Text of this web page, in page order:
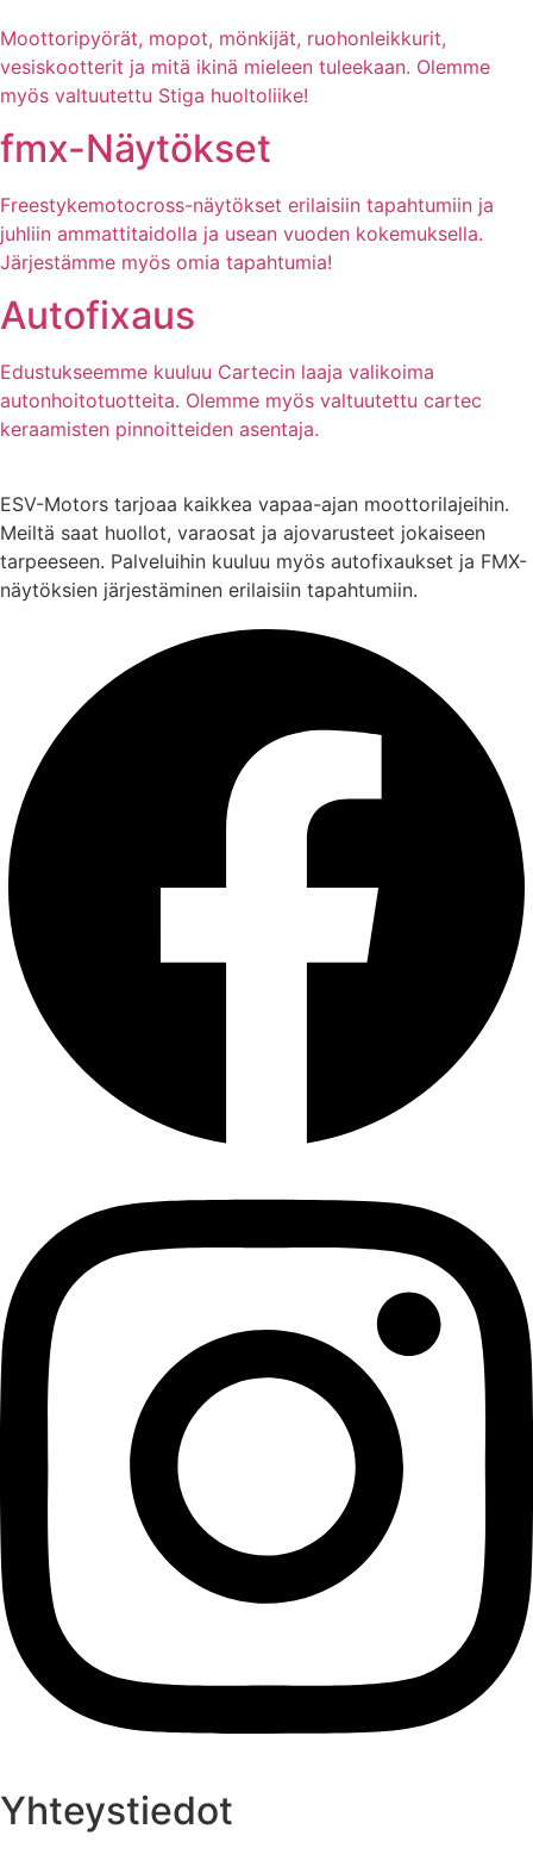
Moottoripyörät, mopot, mönkijät, ruohonleikkurit,
vesiskootterit ja mitä ikinä mieleen tuleekaan. Olemme
myös valtuutettu Stiga huoltoliike!
fmx-Näytökset
Freestykemotocross-näytökset erilaisiin tapahtumiin ja
juhliin ammattitaidolla ja usean vuoden kokemuksella.
Järjestämme myös omia tapahtumia!
Autofixaus
Edustukseemme kuuluu Cartecin laaja valikoima
autonhoitotuotteita. Olemme myös valtuutettu cartec
keraamisten pinnoitteiden asentaja.
ESV-Motors tarjoaa kaikkea vapaa-ajan moottorilajeihin.
Meiltä saat huollot, varaosat ja ajovarusteet jokaiseen
tarpeeseen. Palveluihin kuuluu myös autofixaukset ja FMX-
näytöksien järjestäminen erilaisiin tapahtumiin.
Yhteystiedot